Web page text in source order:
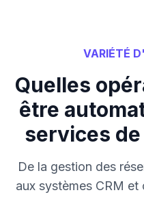
VARIÉTÉ
Quelles
être
services
De la gestion des
aux systèmes CRM